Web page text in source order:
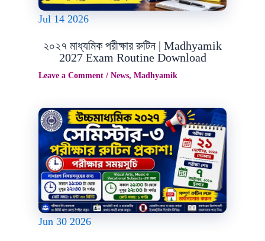
Jul 14 2026
২০২৭ মাধ্যমিক পরীক্ষার রুটিন | Madhyamik
2027 Exam Routine Download
Leave a Comment / News, Madhyamik
Jun 30 2026